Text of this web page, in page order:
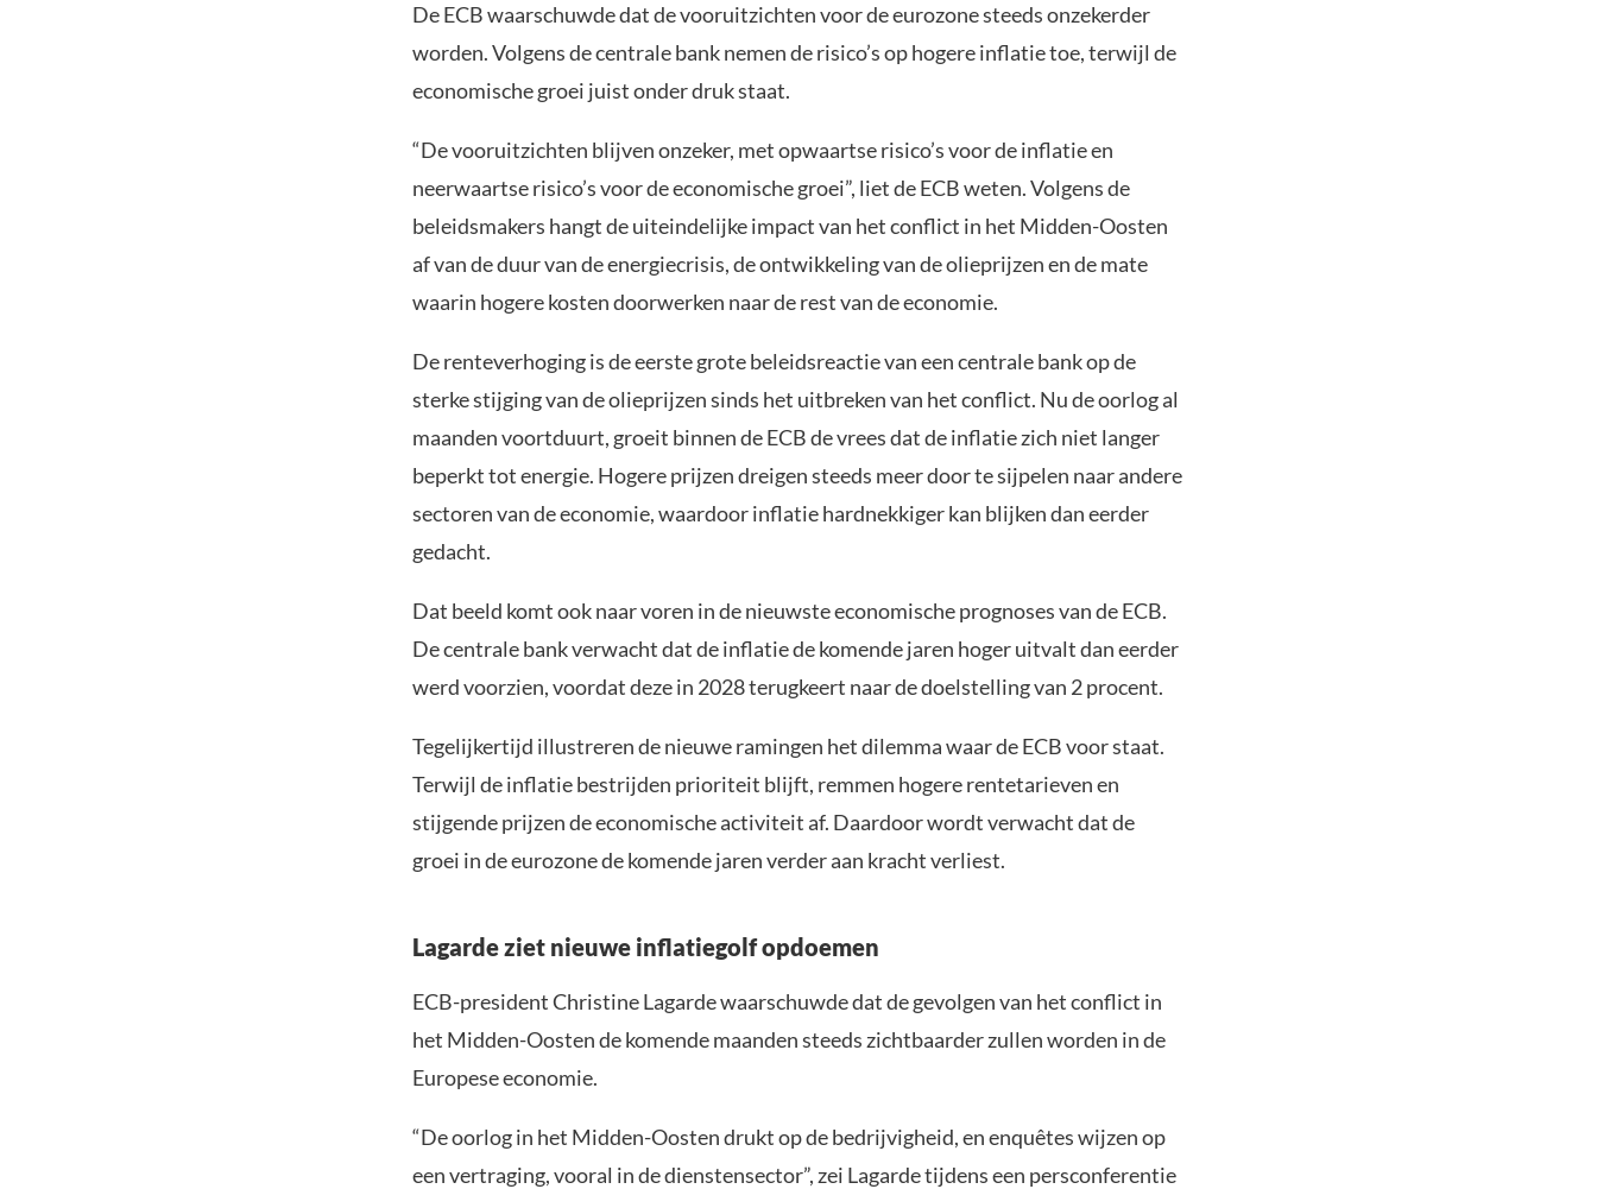
De ECB waarschuwde dat de vooruitzichten voor de eurozone steeds onzekerder
worden. Volgens de centrale bank nemen de risico’s op hogere inflatie toe, terwijl de
economische groei juist onder druk staat.
“De vooruitzichten blijven onzeker, met opwaartse risico’s voor de inflatie en
neerwaartse risico’s voor de economische groei”, liet de ECB weten. Volgens de
beleidsmakers hangt de uiteindelijke impact van het conflict in het Midden-Oosten
af van de duur van de energiecrisis, de ontwikkeling van de olieprijzen en de mate
waarin hogere kosten doorwerken naar de rest van de economie.
De renteverhoging is de eerste grote beleidsreactie van een centrale bank op de
sterke stijging van de olieprijzen sinds het uitbreken van het conflict. Nu de oorlog al
maanden voortduurt, groeit binnen de ECB de vrees dat de inflatie zich niet langer
beperkt tot energie. Hogere prijzen dreigen steeds meer door te sijpelen naar andere
sectoren van de economie, waardoor inflatie hardnekkiger kan blijken dan eerder
gedacht.
Dat beeld komt ook naar voren in de nieuwste economische prognoses van de ECB.
De centrale bank verwacht dat de inflatie de komende jaren hoger uitvalt dan eerder
werd voorzien, voordat deze in 2028 terugkeert naar de doelstelling van 2 procent.
Tegelijkertijd illustreren de nieuwe ramingen het dilemma waar de ECB voor staat.
Terwijl de inflatie bestrijden prioriteit blijft, remmen hogere rentetarieven en
stijgende prijzen de economische activiteit af. Daardoor wordt verwacht dat de
groei in de eurozone de komende jaren verder aan kracht verliest.
Lagarde ziet nieuwe inflatiegolf opdoemen
ECB-president Christine Lagarde waarschuwde dat de gevolgen van het conflict in
het Midden-Oosten de komende maanden steeds zichtbaarder zullen worden in de
Europese economie.
“De oorlog in het Midden-Oosten drukt op de bedrijvigheid, en enquêtes wijzen op
een vertraging, vooral in de dienstensector”, zei Lagarde tijdens een persconferentie